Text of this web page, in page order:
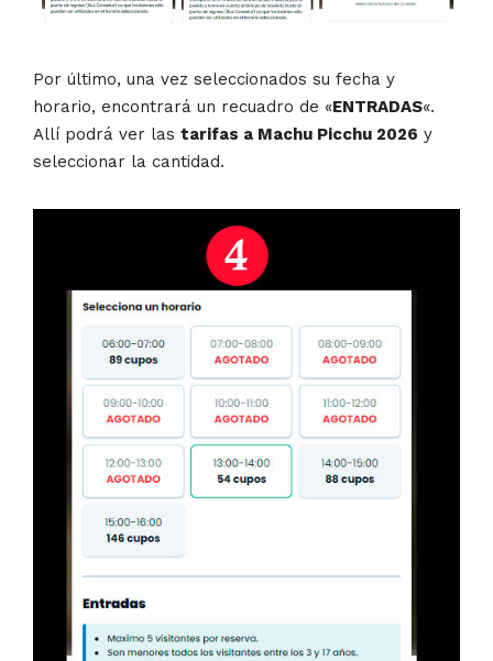
Por último, una vez seleccionados su fecha y
horario, encontrará un recuadro de «ENTRADAS«.
Allí podrá ver las tarifas a Machu Picchu 2026 y
seleccionar la cantidad.